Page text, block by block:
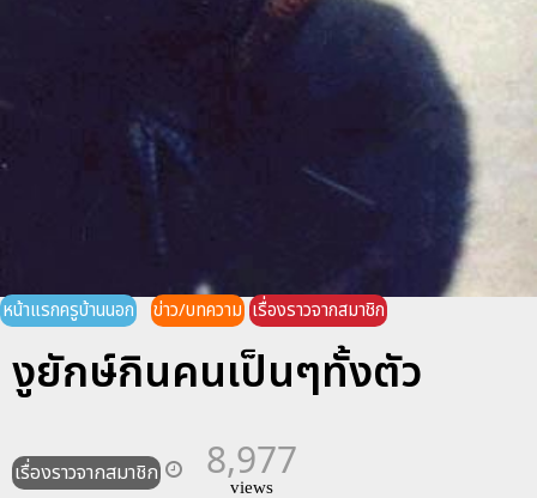
หน้าแรกครูบ้านนอก ข่าว/บทความ เรื่องราวจากสมาชิก
งูยักษ์กินคนเป็นๆทั้งตัว
เรื่องราวจากสมาชิก 8,977
views